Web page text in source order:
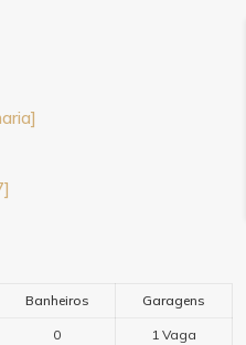
Banheiros Garagens
0 1 Vaga